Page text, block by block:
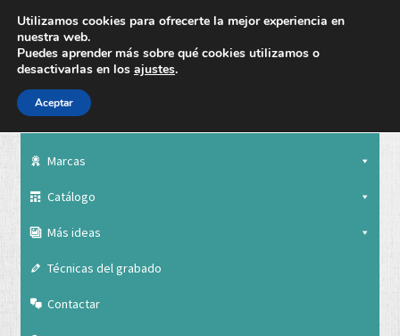
Marcas
Catálogo
Más ideas
Técnicas del grabado
Contactar
Utilizamos cookies para ofrecerte la mejor experiencia en
nuestra web.
Puedes aprender más sobre qué cookies utilizamos o
desactivarlas en los ajustes.
Aceptar